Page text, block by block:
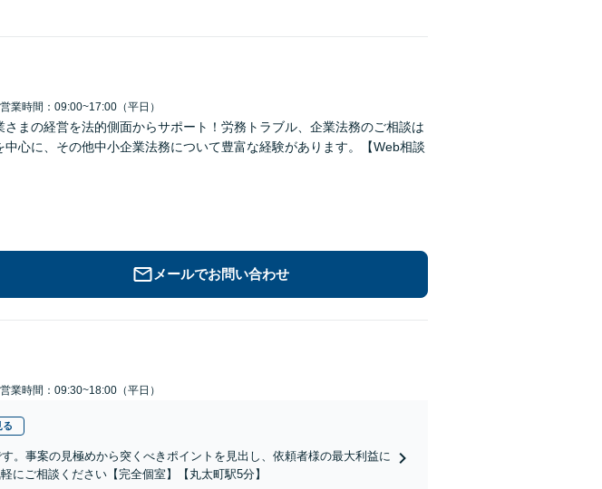
営業時間：09:00~17:00（平日）
さまの経営を法的側面からサポート！労務トラブル、企業法務のご相談は
心に、その他中小企業法務について豊富な経験があります。【Web相談
メールでお問い合わせ
営業時間：09:30~18:00（平日）
る
。事案の見極めから突くべきポイントを見出し、依頼者様の最大利益に
にご相談ください【完全個室】【丸太町駅5分】